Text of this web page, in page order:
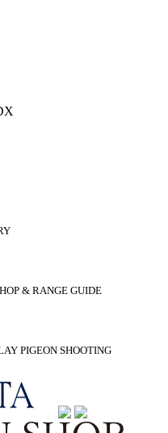
& RANGE GUIDE
PIGEON SHOOTING